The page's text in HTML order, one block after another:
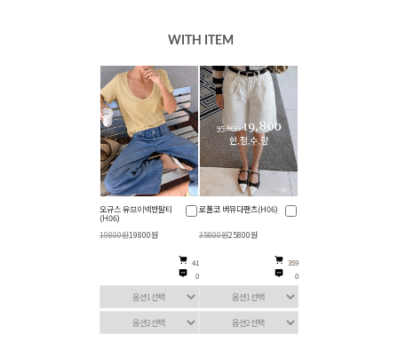
WITH ITEM
오규스 유브이넥반팔티
(H06)
19800원19800원
41
0
로폴코 버뮤다팬츠(H06)
35800원25800원
359
0